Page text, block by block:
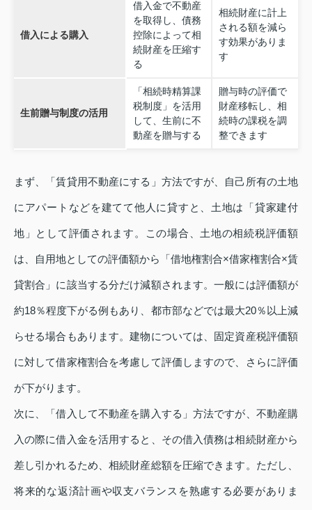
借入による購入
借入金で不動産
を取得し、債務
控除によって相
続財産を圧縮す
る
相続財産に計上
される額を減ら
す効果がありま
す
生前贈与制度の活用
「相続時精算課
税制度」を活用
して、生前に不
動産を贈与する
贈与時の評価で
財産移転し、相
続時の課税を調
整できます
まず、「賃貸用不動産にする」方法ですが、自己所有の土地
にアパートなどを建てて他人に貸すと、土地は「貸家建付
地」として評価されます。この場合、土地の相続税評価額
は、自用地としての評価額から「借地権割合×借家権割合×賃
貸割合」に該当する分だけ減額されます。一般には評価額が
約18％程度下がる例もあり、都市部などでは最大20％以上減
らせる場合もあります。建物については、固定資産税評価額
に対して借家権割合を考慮して評価しますので、さらに評価
が下がります。
次に、「借入して不動産を購入する」方法ですが、不動産購
入の際に借入金を活用すると、その借入債務は相続財産から
差し引かれるため、相続財産総額を圧縮できます。ただし、
将来的な返済計画や収支バランスを熟慮する必要がありま